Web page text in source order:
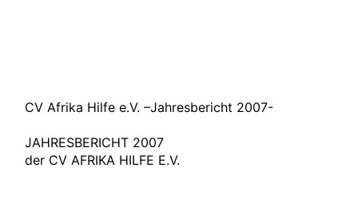
CV Afrika Hilfe e.V. –Jahresbericht 2007-
JAHRESBERICHT 2007
der CV AFRIKA HILFE E.V.